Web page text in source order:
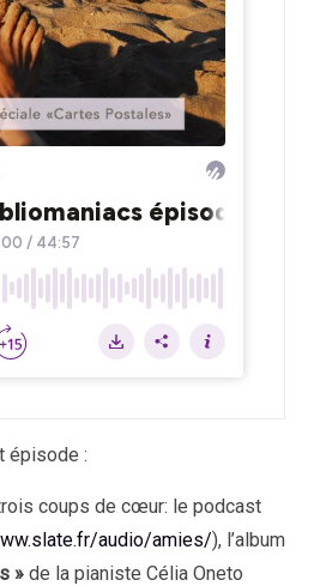
épisode :
coups de cœur: le podcast
audio/amies/), l’album
»de la pianiste Célia Oneto